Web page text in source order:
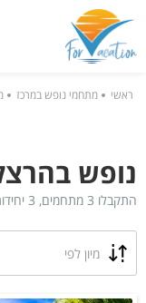
ראשי מתחמי נופש במרכז
נופש
התקבלו 3 מתחמים, 3 יחידות נופש
מיון לפי